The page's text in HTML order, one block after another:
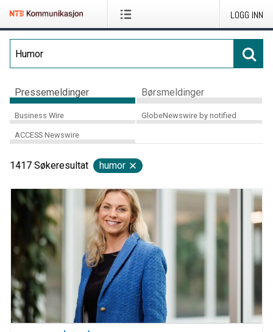
LOGG INN
Pressemeldinger Børsmeldinger
Business Wire GlobeNewswire by notified
ACCESS Newswire
1417 Søkeresultat humor